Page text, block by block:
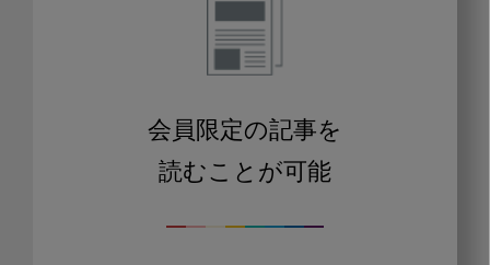
会員限定の記事を
読むことが可能